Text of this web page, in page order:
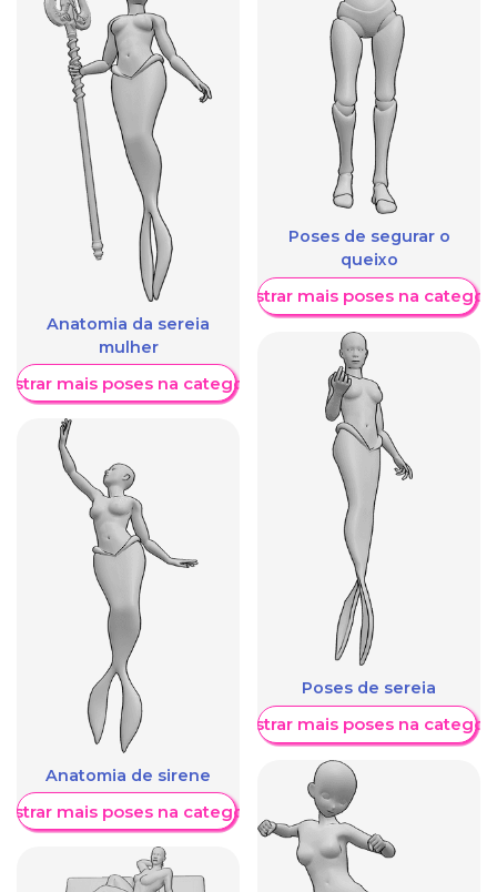
Anatomia da sereia
mulher
mais poses na categoria
Anatomia de sirene
mais poses na categoria
Poses de segurar o
queixo
Mostrar mais poses na
Poses de sereia
Mostrar mais poses na